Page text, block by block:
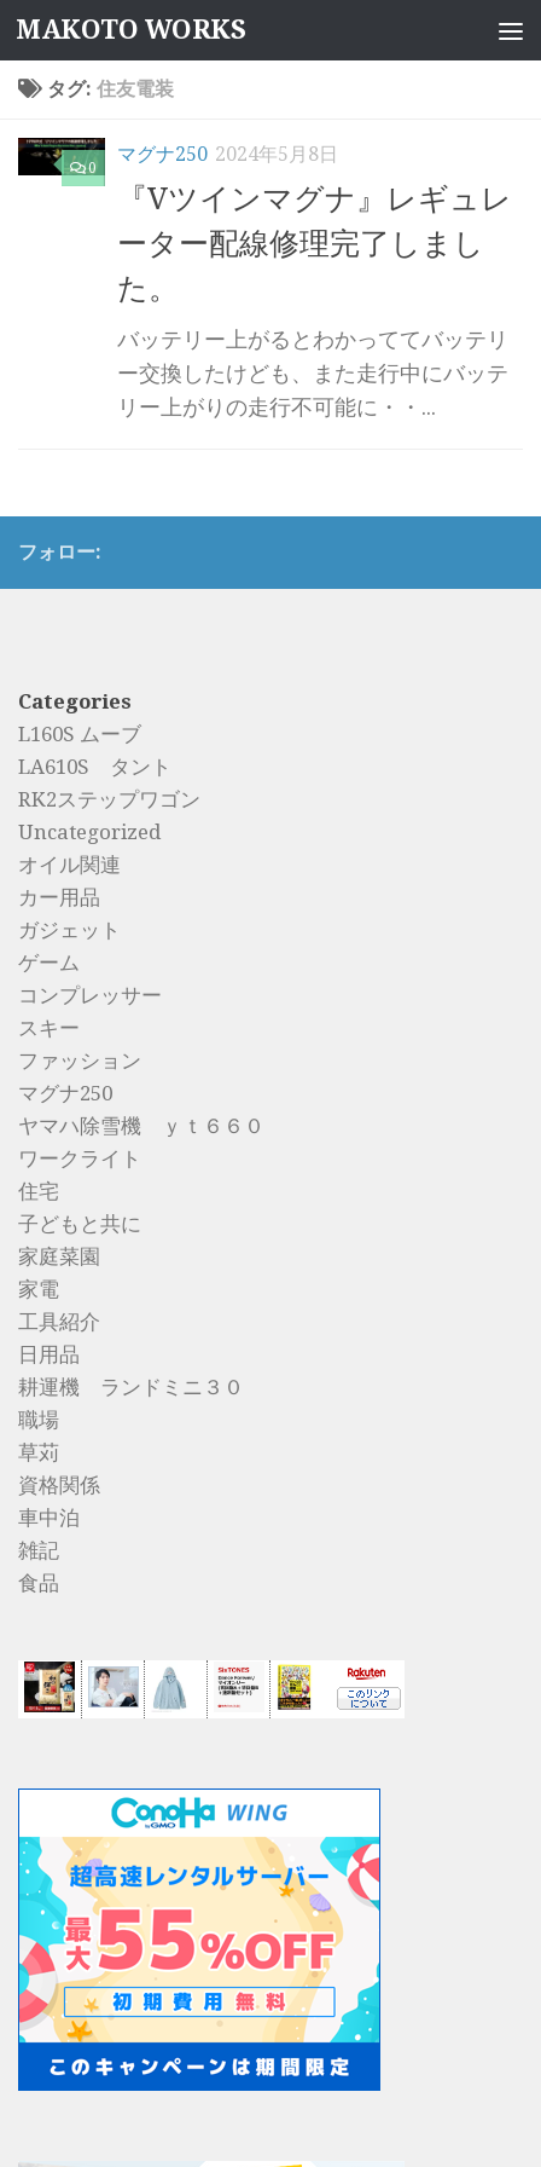
コンテンツへスキップ
MAKOTO WORKS
タグ: 住友電装
0
マグナ250 2024年5月8日
『Vツインマグナ』レギュレ
ーター配線修理完了しまし
た。
バッテリー上がるとわかっててバッテリ
ー交換したけども、また走行中にバッテ
リー上がりの走行不可能に・・...
フォロー:
Categories
L160S ムーブ
LA610S タント
RK2ステップワゴン
Uncategorized
オイル関連
カー用品
ガジェット
ゲーム
コンプレッサー
スキー
ファッション
マグナ250
ヤマハ除雪機 ｙｔ６６０
ワークライト
住宅
子どもと共に
家庭菜園
家電
工具紹介
日用品
耕運機 ランドミニ３０
職場
草苅
資格関係
車中泊
雑記
食品